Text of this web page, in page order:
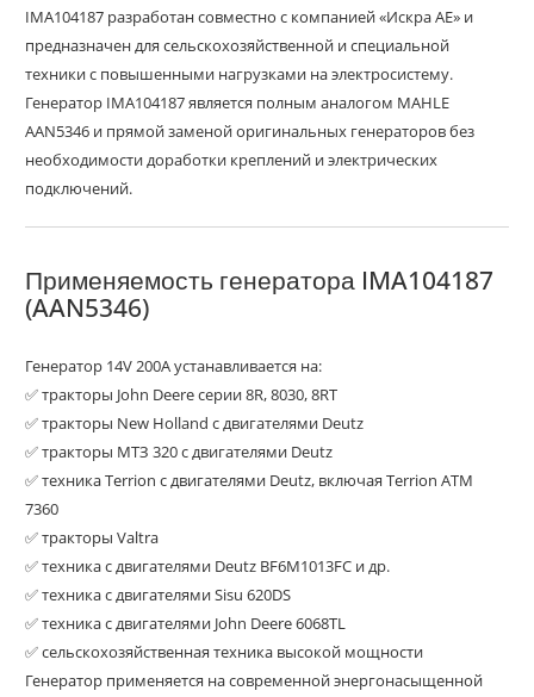
IMA104187 разработан совместно с компанией «Искра АЕ» и
предназначен для сельскохозяйственной и специальной
техники с повышенными нагрузками на электросистему.
Генератор IMA104187 является полным аналогом MAHLE
AAN5346 и прямой заменой оригинальных генераторов без
необходимости доработки креплений и электрических
подключений.
Применяемость генератора IMA104187
(AAN5346)
Генератор 14V 200A устанавливается на:
✅ тракторы John Deere серии 8R, 8030, 8RT
✅ тракторы New Holland с двигателями Deutz
✅ тракторы МТЗ 320 с двигателями Deutz
✅ техника Terrion с двигателями Deutz, включая Terrion ATM
7360
✅ тракторы Valtra
✅ техника с двигателями Deutz BF6M1013FC и др.
✅ техника с двигателями Sisu 620DS
✅ техника с двигателями John Deere 6068TL
✅ сельскохозяйственная техника высокой мощности
Генератор применяется на современной энергонасыщенной